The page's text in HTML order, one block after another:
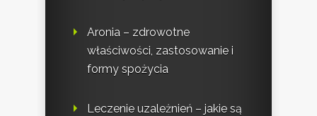
Aronia – zdrowotne
właściwości, zastosowanie i
formy spożycia
Leczenie uzależnień – jakie są